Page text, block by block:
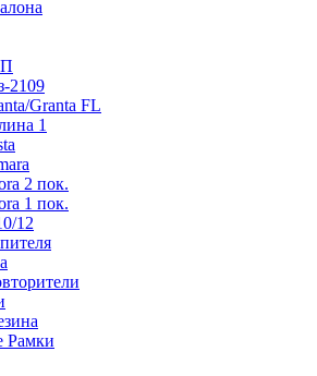
2109
Granta FL
1
2 пок.
1 пок.
12
Рамки